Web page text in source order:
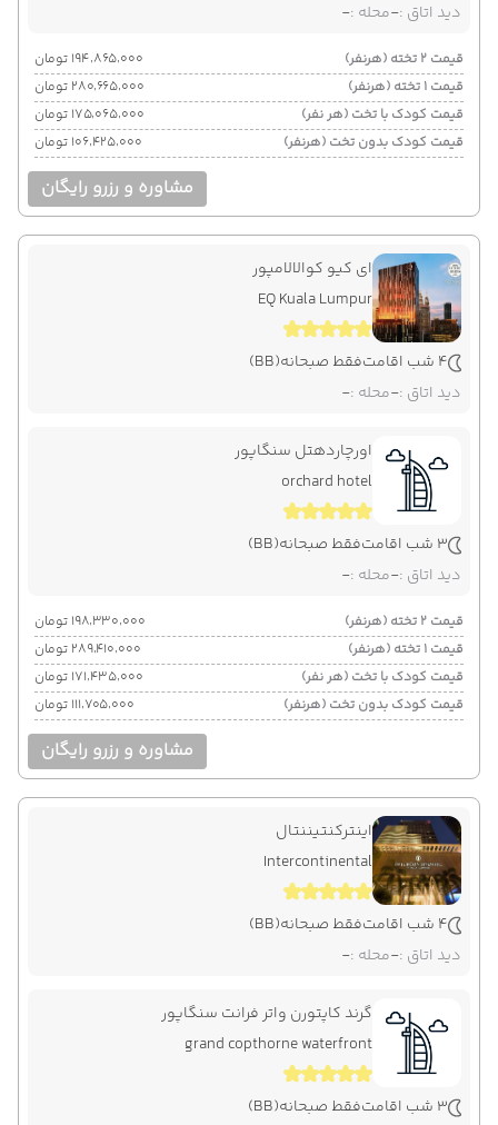
دید اتاق :-محله :-
قیمت 2 تخته (هرنفر)
۱۹۴٬۸۶۵٬۰۰۰ تومان
قیمت 1 تخته (هرنفر)
۲۸۰٬۶۶۵٬۰۰۰ تومان
قیمت کودک با تخت (هر نفر)
۱۷۵٬۰۶۵٬۰۰۰ تومان
قیمت کودک بدون تخت (هرنفر)
۱۰۶٬۴۲۵٬۰۰۰ تومان
مشاوره و رزرو رایگان
ای کیو کوالالامپور
EQ Kuala Lumpur
4 شب اقامت فقط صبحانه(BB)
دید اتاق :-محله :-
اورچاردهتل سنگاپور
orchard hotel
3 شب اقامت فقط صبحانه(BB)
دید اتاق :-محله :-
قیمت 2 تخته (هرنفر)
۱۹۸٬۳۳۰٬۰۰۰ تومان
قیمت 1 تخته (هرنفر)
۲۸۹٬۴۱۰٬۰۰۰ تومان
قیمت کودک با تخت (هر نفر)
۱۷۱٬۴۳۵٬۰۰۰ تومان
قیمت کودک بدون تخت (هرنفر)
۱۱۱٬۷۰۵٬۰۰۰ تومان
مشاوره و رزرو رایگان
اینترکنتیننتال
Intercontinental
4 شب اقامت فقط صبحانه(BB)
دید اتاق :-محله :-
گرند کاپتورن واتر فرانت سنگاپور
grand copthorne waterfront
3 شب اقامت فقط صبحانه(BB)